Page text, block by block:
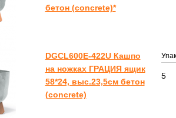
бетон (concrete)*
DGCL600E-422U Кашпо
на ножках ГРАЦИЯ ящик
58*24, выс.23,5см бетон
(concrete)
5